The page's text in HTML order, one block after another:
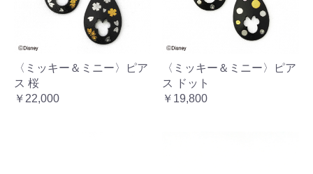
〈ミッキー＆ミニー〉ピア
ス 桜
￥22,000
〈ミッキー＆ミニー〉ピア
ス ドット
￥19,800